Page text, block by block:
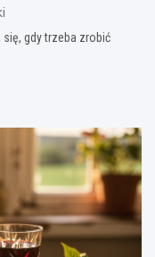
gdy trzeba zrobić